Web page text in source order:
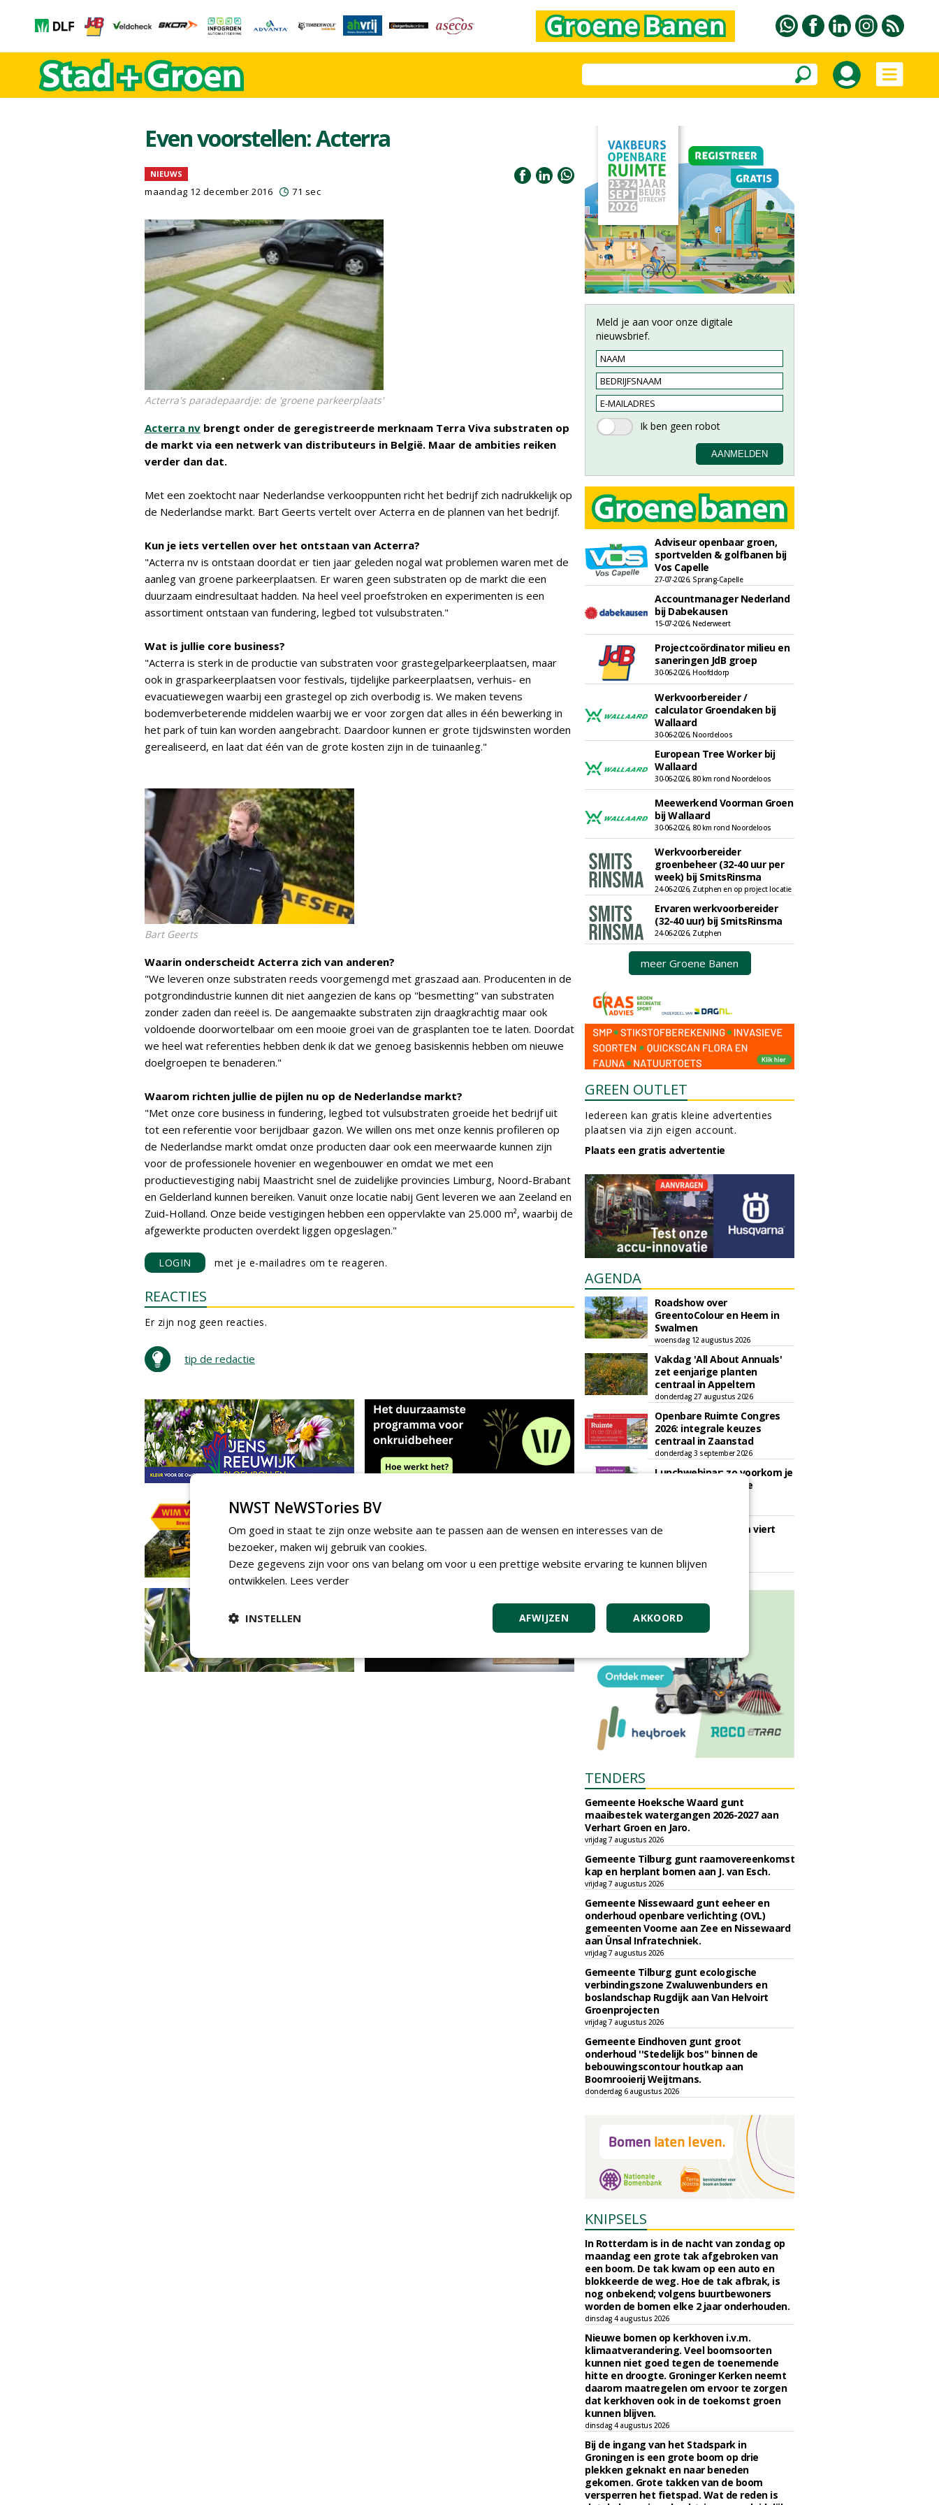
Even voorstellen: Acterra
NIEUWS
maandag 12 december 2016 71 sec
Acterra's paradepaardje: de 'groene parkeerplaats'
Acterra nv brengt onder de geregistreerde merknaam Terra Viva substraten op
de markt via een netwerk van distributeurs in België. Maar de ambities reiken
verder dan dat.
Met een zoektocht naar Nederlandse verkooppunten richt het bedrijf zich nadrukkelijk op
de Nederlandse markt. Bart Geerts vertelt over Acterra en de plannen van het bedrijf.
Kun je iets vertellen over het ontstaan van Acterra?
"Acterra nv is ontstaan doordat er tien jaar geleden nogal wat problemen waren met de
aanleg van groene parkeerplaatsen. Er waren geen substraten op de markt die een
duurzaam eindresultaat hadden. Na heel veel proefstroken en experimenten is een
assortiment ontstaan van fundering, legbed tot vulsubstraten."
Wat is jullie core business?
"Acterra is sterk in de productie van substraten voor grastegelparkeerplaatsen, maar
ook in grasparkeerplaatsen voor festivals, tijdelijke parkeerplaatsen, verhuis- en
evacuatiewegen waarbij een grastegel op zich overbodig is. We maken tevens
bodemverbeterende middelen waarbij we er voor zorgen dat alles in één bewerking in
het park of tuin kan worden aangebracht. Daardoor kunnen er grote tijdswinsten worden
gerealiseerd, en laat dat één van de grote kosten zijn in de tuinaanleg."
Bart Geerts
Waarin onderscheidt Acterra zich van anderen?
"We leveren onze substraten reeds voorgemengd met graszaad aan. Producenten in de
potgrondindustrie kunnen dit niet aangezien de kans op "besmetting" van substraten
zonder zaden dan reëel is. De aangemaakte substraten zijn draagkrachtig maar ook
voldoende doorwortelbaar om een mooie groei van de grasplanten toe te laten. Doordat
we heel wat referenties hebben denk ik dat we genoeg basiskennis hebben om nieuwe
doelgroepen te benaderen."
Waarom richten jullie de pijlen nu op de Nederlandse markt?
"Met onze core business in fundering, legbed tot vulsubstraten groeide het bedrijf uit
tot een referentie voor berijdbaar gazon. We willen ons met onze kennis profileren op
de Nederlandse markt omdat onze producten daar ook een meerwaarde kunnen zijn
voor de professionele hovenier en wegenbouwer en omdat we met een
productievestiging nabij Maastricht snel de zuidelijke provincies Limburg, Noord-Brabant
en Gelderland kunnen bereiken. Vanuit onze locatie nabij Gent leveren we aan Zeeland en
Zuid-Holland. Onze beide vestigingen hebben een oppervlakte van 25.000 m², waarbij de
afgewerkte producten overdekt liggen opgeslagen."
LOGIN met je e-mailadres om te reageren.
REACTIES
Er zijn nog geen reacties.
tip de redactie
Meld je aan voor onze digitale
nieuwsbrief.
Adviseur openbaar groen,
sportvelden & golfbanen bij
Vos Capelle
27-07-2026, Sprang-Capelle
Accountmanager Nederland
bij Dabekausen
15-07-2026, Nederweert
Projectcoördinator milieu en
saneringen JdB groep
30-06-2026, Hoofddorp
Werkvoorbereider /
calculator Groendaken bij
Wallaard
30-06-2026, Noordeloos
European Tree Worker bij
Wallaard
30-06-2026, 80 km rond Noordeloos
Meewerkend Voorman Groen
bij Wallaard
30-06-2026, 80 km rond Noordeloos
Werkvoorbereider
groenbeheer (32-40 uur per
week) bij SmitsRinsma
24-06-2026, Zutphen en op project locatie
Ervaren werkvoorbereider
(32-40 uur) bij SmitsRinsma
24-06-2026, Zutphen
meer Groene Banen
GREEN OUTLET
Iedereen kan gratis kleine advertenties
plaatsen via zijn eigen account.
Plaats een gratis advertentie
AGENDA
Roadshow over
GreentoColour en Heem in
Swalmen
woensdag 12 augustus 2026
Vakdag 'All About Annuals'
zet eenjarige planten
centraal in Appeltern
donderdag 27 augustus 2026
Openbare Ruimte Congres
2026: integrale keuzes
centraal in Zaanstad
donderdag 3 september 2026
Lunchwebinar: zo voorkom je
dat natuurinclusieve
Rooftop Symposium viert
vrijdag 18 september 2026
TENDERS
Gemeente Hoeksche Waard gunt
maaibestek watergangen 2026-2027 aan
Verhart Groen en Jaro.
vrijdag 7 augustus 2026
Gemeente Tilburg gunt raamovereenkomst
kap en herplant bomen aan J. van Esch.
vrijdag 7 augustus 2026
Gemeente Nissewaard gunt eeheer en
onderhoud openbare verlichting (OVL)
gemeenten Voorne aan Zee en Nissewaard
aan Ünsal Infratechniek.
vrijdag 7 augustus 2026
Gemeente Tilburg gunt ecologische
verbindingszone Zwaluwenbunders en
boslandschap Rugdijk aan Van Helvoirt
Groenprojecten
vrijdag 7 augustus 2026
Gemeente Eindhoven gunt groot
onderhoud ''Stedelijk bos'' binnen de
bebouwingscontour houtkap aan
Boomrooierij Weijtmans.
donderdag 6 augustus 2026
KNIPSELS
In Rotterdam is in de nacht van zondag op
maandag een grote tak afgebroken van
een boom. De tak kwam op een auto en
blokkeerde de weg. Hoe de tak afbrak, is
nog onbekend; volgens buurtbewoners
worden de bomen elke 2 jaar onderhouden.
dinsdag 4 augustus 2026
Nieuwe bomen op kerkhoven i.v.m.
klimaatverandering. Veel boomsoorten
kunnen niet goed tegen de toenemende
hitte en droogte. Groninger Kerken neemt
daarom maatregelen om ervoor te zorgen
dat kerkhoven ook in de toekomst groen
kunnen blijven.
dinsdag 4 augustus 2026
Bij de ingang van het Stadspark in
Groningen is een grote boom op drie
plekken geknakt en naar beneden
gekomen. Grote takken van de boom
versperren het fietspad. Wat de reden is
NWST NeWSTories BV
Om goed in staat te zijn onze website aan te passen aan de wensen en interesses van de
bezoeker, maken wij gebruik van cookies.
Deze gegevens zijn voor ons van belang om voor u een prettige website ervaring te kunnen blijven
ontwikkelen. Lees verder
AKKOORD
AFWIJZEN
INSTELLEN